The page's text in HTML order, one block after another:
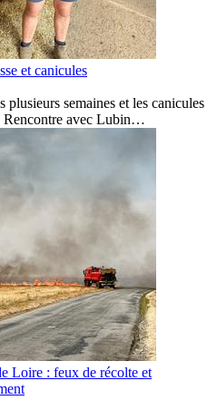
et canicules
plusieurs semaines et les canicules
Rencontre avec Lubin…
Loire : feux de récolte et